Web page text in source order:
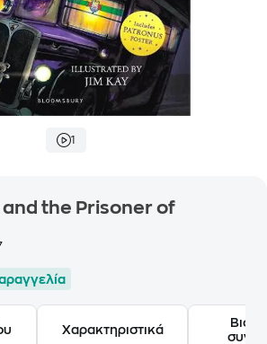
1
the Prisoner of
Χαρακτηριστικά